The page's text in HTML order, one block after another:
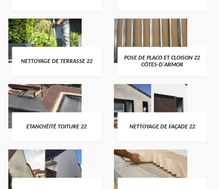
NETTOYAGE DE TERRASSE 22
POSE DE PLACO ET CLOISON 22
CÔTES-D'ARMOR
ETANCHÉITÉ TOITURE 22 NETTOYAGE DE FAÇADE 22